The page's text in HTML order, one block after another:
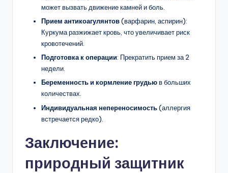
может вызвать движение камней и боль.
Прием антикоагулянтов(варфарин, аспирин):
Куркума разжижает кровь, что увеличивает риск
кровотечений.
Подготовка к операции: Прекратить прием за 2
недели.
Беременность и кормление грудьюв больших
количествах.
Индивидуальная непереносимость(аллергия
встречается редко).
Заключение:
природный защитник